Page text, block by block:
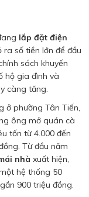
lắp đặt điện
ra số tiền lớn để đầu
sách khuyến
hộ gia đình và
càng tăng.
ở phường Tân Tiến,
ông mở quán cà
tốn từ 4.000 đến
Từ đầu năm
nhà xuất hiện,
hệ thống 50
900 triệu đồng.